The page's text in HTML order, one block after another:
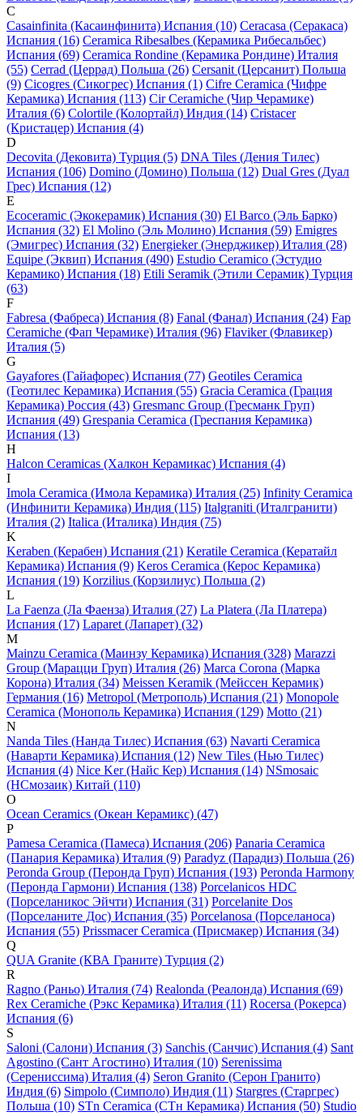
C
Casainfinita (Касаинфинита) Испания (10) Ceracasa (Серакаса)
Испания (16) Ceramica Ribesalbes (Керамика Рибесальбес)
Испания (69) Ceramica Rondine (Керамика Рондине) Италия
(55) Cerrad (Церрад) Польша (26) Cersanit (Церсанит) Польша
(9) Cicogres (Сикогрес) Испания (1) Cifre Ceramica (Чифре
Керамика) Испания (113) Cir Ceramiche (Чир Черамике)
Италия (6) Colortile (Колортайл) Индия (14) Cristacer
(Кристацер) Испания (4)
D
Decovita (Дековита) Турция (5) DNA Tiles (Дения Тилес)
Испания (106) Domino (Домино) Польша (12) Dual Gres (Дуал
Грес) Испания (12)
E
Ecoceramic (Экокерамик) Испания (30) El Barco (Эль Барко)
Испания (32) El Molino (Эль Молино) Испания (59) Emigres
(Эмигрес) Испания (32) Energieker (Энерджикер) Италия (28)
Equipe (Эквип) Испания (490) Estudio Ceramico (Эстудио
Керамико) Испания (18) Etili Seramik (Этили Серамик) Турция
(63)
F
Fabresa (Фабреса) Испания (8) Fanal (Фанал) Испания (24) Fap
Ceramiche (Фап Черамике) Италия (96) Flaviker (Флавикер)
Италия (5)
G
Gayafores (Гайафорес) Испания (77) Geotiles Ceramica
(Геотилес Керамика) Испания (55) Gracia Ceramica (Грация
Керамика) Россия (43) Gresmanc Group (Гресманк Груп)
Испания (49) Grespania Ceramica (Греспания Керамика)
Испания (13)
H
Halcon Ceramicas (Халкон Керамикас) Испания (4)
I
Imola Ceramica (Имола Керамика) Италия (25) Infinity Ceramica
(Инфинити Керамика) Индия (115) Italgraniti (Италгранити)
Италия (2) Italica (Италика) Индия (75)
K
Keraben (Керабен) Испания (21) Keratile Ceramica (Кератайл
Керамика) Испания (9) Keros Ceramica (Керос Керамика)
Испания (19) Korzilius (Корзилиус) Польша (2)
L
La Faenza (Ла Фаенза) Италия (27) La Platera (Ла Платера)
Испания (17) Laparet (Лапарет) (32)
M
Mainzu Ceramica (Маинзу Керамика) Испания (328) Marazzi
Group (Марацци Груп) Италия (26) Marca Corona (Марка
Корона) Италия (34) Meissen Keramik (Мейсcен Керамик)
Германия (16) Metropol (Метрополь) Испания (21) Monopole
Ceramica (Монополь Керамика) Испания (129) Motto (21)
N
Nanda Tiles (Нанда Тилес) Испания (63) Navarti Ceramica
(Наварти Керамика) Испания (12) New Tiles (Нью Тилес)
Испания (4) Nice Ker (Найс Кер) Испания (14) NSmosaic
(НСмозаик) Китай (110)
O
Ocean Ceramics (Океан Керамикс) (47)
P
Pamesa Ceramica (Памеса) Испания (206) Panaria Ceramica
(Панария Керамика) Италия (9) Paradyz (Парадиз) Польша (26)
Peronda Group (Перонда Груп) Испания (193) Peronda Harmony
(Перонда Гармони) Испания (138) Porcelanicos HDC
(Порселаникос Эйчти) Испания (31) Porcelanite Dos
(Порселаните Дос) Испания (35) Porcelanosa (Порселаноса)
Испания (55) Prissmacer Ceramica (Присмакер) Испания (34)
Q
QUA Granite (КВА Граните) Турция (2)
R
Ragno (Раньо) Италия (74) Realonda (Реалонда) Испания (69)
Rex Ceramiche (Рэкс Керамика) Италия (11) Rocersa (Рокерса)
Испания (6)
S
Saloni (Салони) Испания (3) Sanchis (Санчис) Испания (4) Sant
Agostino (Сант Агостино) Италия (10) Serenissima
(Серениссима) Италия (4) Seron Granito (Серон Гранито)
Индия (6) Simpolo (Симполо) Индия (11) Stargres (Старгрес)
Польша (10) STn Ceramica (СТн Керамика) Испания (50) Studio